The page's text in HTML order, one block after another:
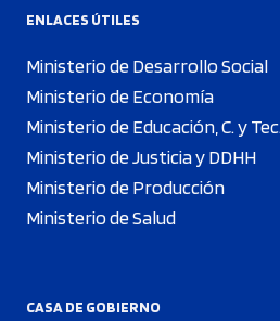
ENLACES ÚTILES
Ministerio de Desarrollo Social
Ministerio de Economía
Ministerio de Educación, C. y Tec.
Ministerio de Justicia y DDHH
Ministerio de Producción
Ministerio de Salud
CASA DE GOBIERNO